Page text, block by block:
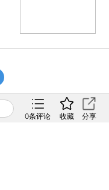
0条评论 收藏 分享